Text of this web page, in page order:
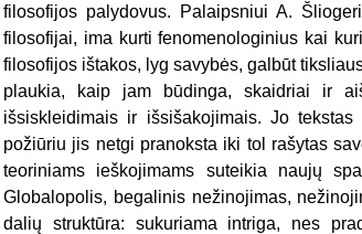
filosofijos palydovus. Palaipsniui A.
filosofijai, ima kurti fenomenologinius kai
filosofijos ištakos, lyg savybės, galbūt
plaukia, kaip jam būdinga, skaidriai ir
išsiskleidimais ir išsišakojimais. Jo
požiūriu jis netgi pranoksta iki tol rašytas
teoriniams ieškojimams suteikia naujų
Globalopolis, begalinis nežinojimas,
dalių struktūra: sukuriama intriga, nes